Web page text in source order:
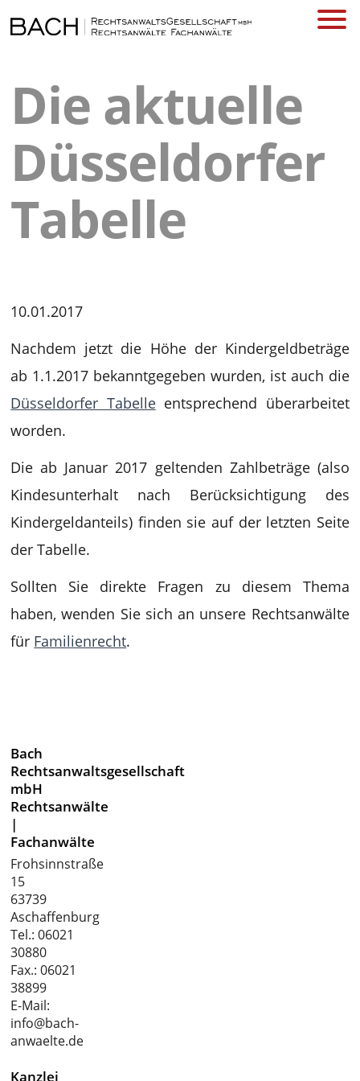
Die aktuelle
Düsseldorfer
Tabelle
10.01.2017
Nachdem jetzt die Höhe der Kindergeldbeträge
ab 1.1.2017 bekanntgegeben wurden, ist auch die
Düsseldorfer Tabelleentsprechend überarbeitet
worden.
Die ab Januar 2017 geltenden Zahlbeträge (also
Kindesunterhalt nach Berücksichtigung des
Kindergeldanteils) finden sie auf der letzten Seite
der Tabelle.
Sollten Sie direkte Fragen zu diesem Thema
haben, wenden Sie sich an unsere Rechtsanwälte
für Familienrecht.
Bach
Rechtsanwaltsgesellschaft
mbH
Rechtsanwälte
|
Fachanwälte
Frohsinnstraße
15
63739
Aschaffenburg
Tel.:06021
30880
Fax.: 06021
38899
E-Mail:
info@bach-
anwaelte.de
Kanzlei